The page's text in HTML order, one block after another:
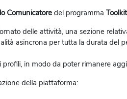
Comunicatoredel programma
delle attività, una sezione
asincrona per tutta la durata del
profili, in modo da poter rimanere
della piattaforma: